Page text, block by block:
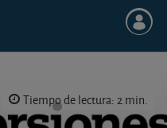
Tiempo de lectura: 2 min.